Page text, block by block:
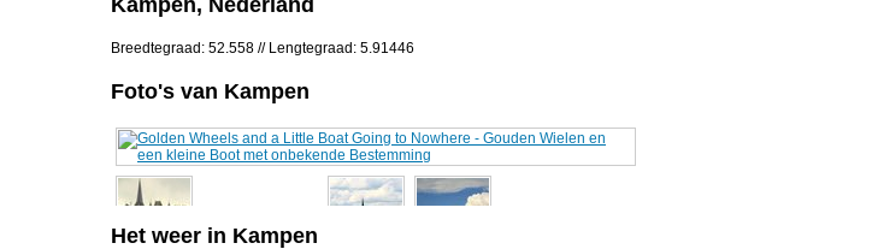
Kampen, Nederland
Breedtegraad: 52.558 // Lengtegraad: 5.91446
Foto's van Kampen
Het weer in Kampen